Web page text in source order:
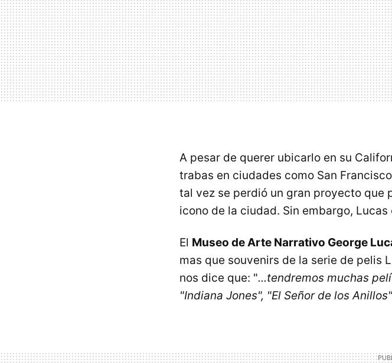
A pesar de querer ubicarlo en su
trabas en ciudades como San
tal vez se perdió un gran proyecto que
icono de la ciudad. Sin embargo,
El Museo de Arte Narrativo George
mas que souvenirs de la serie de pelis
nos dice que: "...tendremos muchas
"Indiana Jones", "El Señor de los